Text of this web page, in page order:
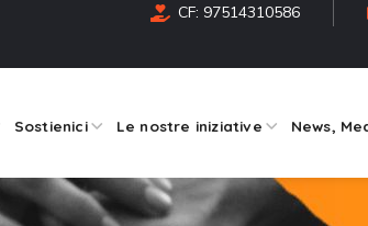
CF: 97514310586
Sostienici Le nostre iniziative News,